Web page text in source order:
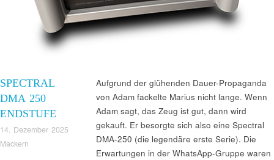
SPECTRAL
DMA 250
ENDSTUFE
14. Dezember 2025
Mackern
Aufgrund der glühenden Dauer-Propaganda
von Adam fackelte Marius nicht lange. Wenn
Adam sagt, das Zeug ist gut, dann wird
gekauft. Er besorgte sich also eine Spectral
DMA-250 (die legendäre erste Serie). Die
Erwartungen in der WhatsApp-Gruppe waren